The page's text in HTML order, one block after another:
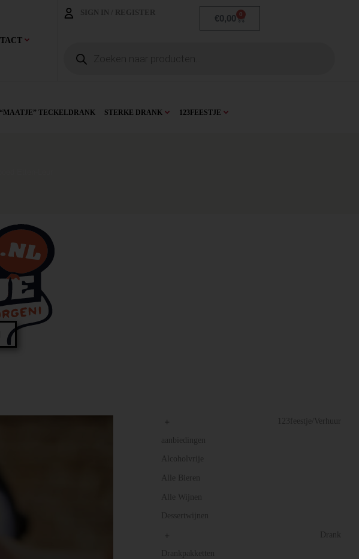
SIGN IN / REGISTER
€0,00 0
“MAATJE” TECKELDRANK STERKE DRANK 123FEESTJE
123feestje/Verhuur
aanbiedingen
Alcoholvrije
Alle Bieren
Alle Wijnen
Dessertwijnen
Drank
Drankpakketten